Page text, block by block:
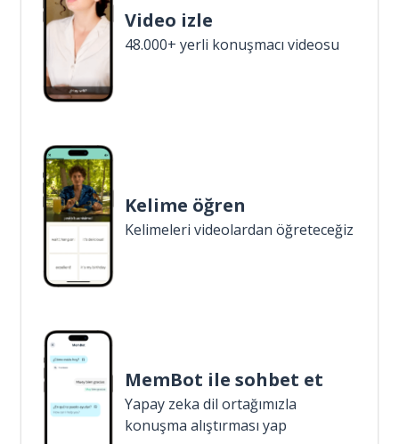
Video izle
48.000+ yerli konuşmacı videosu
Kelime öğren
Kelimeleri videolardan öğreteceğiz
MemBot ile sohbet et
Yapay zeka dil ortağımızla
konuşma alıştırması yap